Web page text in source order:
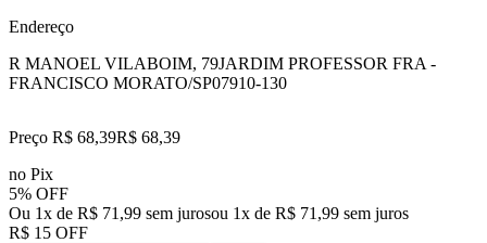
Endereço
R MANOEL VILABOIM, 79JARDIM PROFESSOR FRA -
FRANCISCO MORATO/SP07910-130
Preço R$ 68,39R$ 68,39
no Pix
5% OFF
Ou 1x de R$ 71,99 sem jurosou 1x de R$ 71,99 sem juros
R$ 15 OFF